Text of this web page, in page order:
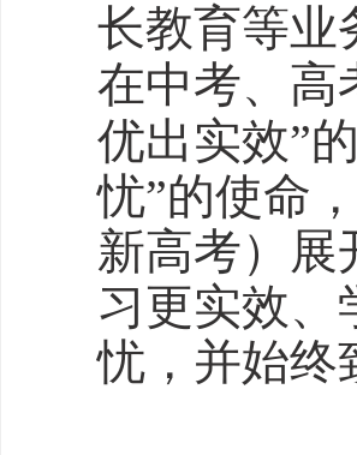
长教育等业
在中考、高
优出实效”
忧”的使命
新高考）展
习更实效、
忧，并始终